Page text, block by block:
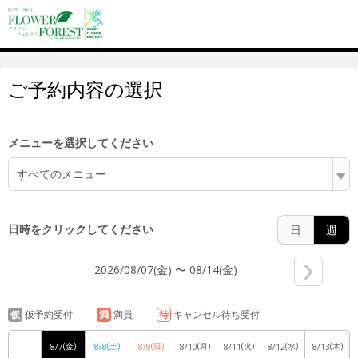
ご予約内容の選択
メニューを選択してください
すべてのメニュー
日時をクリックしてください 日 週
2026/08/07(金) 〜 08/14(金)
仮 仮予約受付 満 満員 待 キャンセル待ち受付
8/7(金) 8/8(土) 8/9(日) 8/10(月) 8/11(火) 8/12(水) 8/13(木)
6:00
7:00
8:00
10:00